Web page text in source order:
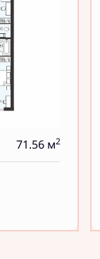
71.56 м2